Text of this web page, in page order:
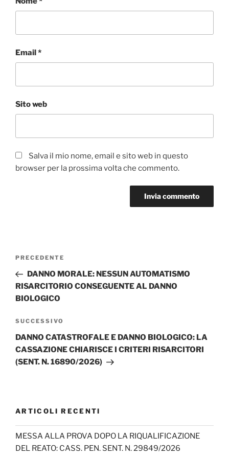
Email*
Sito web
Salva il mio nome, email e sito web in questo
browser per la prossima volta che commento.
Navigazione
Articolo
precedente:
PRECEDENTE
DANNO MORALE: NESSUN AUTOMATISMO
RISARCITORIO CONSEGUENTE AL DANNO
BIOLOGICO
Articolo
successivo
SUCCESSIVO
DANNO CATASTROFALE E DANNO BIOLOGICO: LA
CASSAZIONE CHIARISCE I CRITERI RISARCITORI
(SENT. N. 16890/2026)
ARTICOLI RECENTI
MESSA ALLA PROVA DOPO LA RIQUALIFICAZIONE
DEL REATO: CASS. PEN. SENT. N. 29849/2026